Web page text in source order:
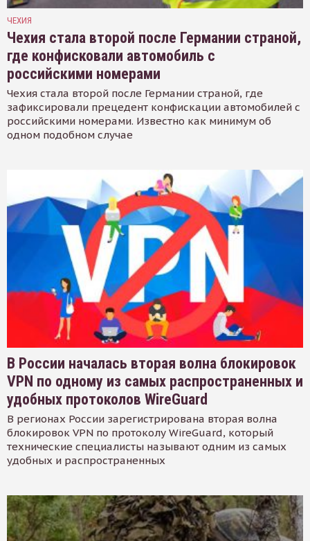
ЧЕХИЯ
Чехия стала второй после Германии страной,
где конфисковали автомобиль с
российскими номерами
Чехия стала второй после Германии страной, где
зафиксировали прецедент конфискации автомобилей с
российскими номерами. Известно как минимум об
одном подобном случае
В России началась вторая волна блокировок
VPN по одному из самых распространенных и
удобных протоколов WireGuard
В регионах России зарегистрирована вторая волна
блокировок VPN по протоколу WireGuard, который
технические специалисты называют одним из самых
удобных и распространенных